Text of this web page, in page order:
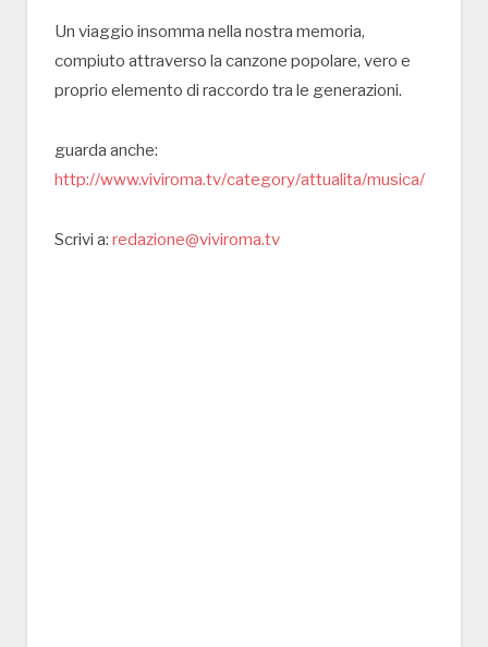
Un viaggio insomma nella nostra memoria,
compiuto attraverso la canzone popolare, vero e
proprio elemento di raccordo tra le generazioni.
guarda anche:
http://www.viviroma.tv/category/attualita/musica/
Scrivi a: redazione@viviroma.tv